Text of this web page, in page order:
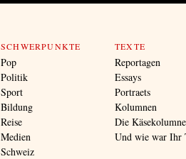
SCHWERPUNKTE
Pop
Politik
Sport
Bildung
Reise
Medien
Schweiz
TEXTE
Reportagen
Essays
Portraets
Kolumnen
Die Käsekolumne
Und wie war Ihr